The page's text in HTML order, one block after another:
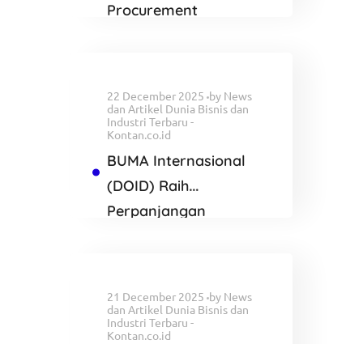
Procurement
22 December 2025 by News
dan Artikel Dunia Bisnis dan
Industri Terbaru -
Kontan.co.id
BUMA Internasional
(DOID) Raih
Perpanjangan
21 December 2025 by News
dan Artikel Dunia Bisnis dan
Industri Terbaru -
Kontan.co.id